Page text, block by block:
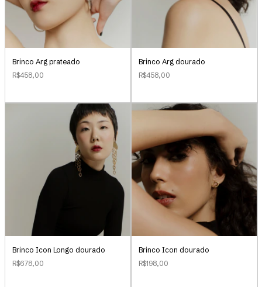
Brinco Arg prateado
R$458,00
Brinco Arg dourado
R$458,00
Brinco Icon Longo dourado
R$678,00
Brinco Icon dourado
R$198,00